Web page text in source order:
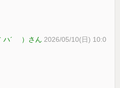
ハ´ ）さん 2026/05/10(日) 10:0